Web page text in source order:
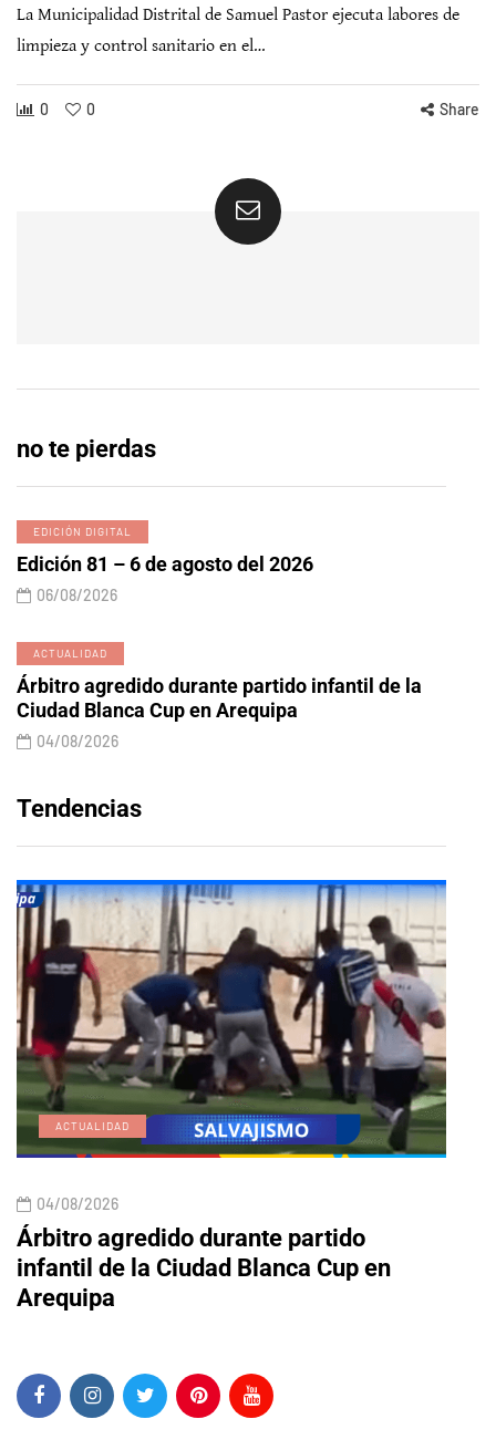
La Municipalidad Distrital de Samuel Pastor ejecuta labores de
limpieza y control sanitario en el…
0 0 Share
no te pierdas
EDICIÓN DIGITAL
Edición 81 – 6 de agosto del 2026
06/08/2026
ACTUALIDAD
Árbitro agredido durante partido infantil de la
Ciudad Blanca Cup en Arequipa
04/08/2026
Tendencias
ACTUALIDAD
04/08/2026
Árbitro agredido durante partido
infantil de la Ciudad Blanca Cup en
Arequipa